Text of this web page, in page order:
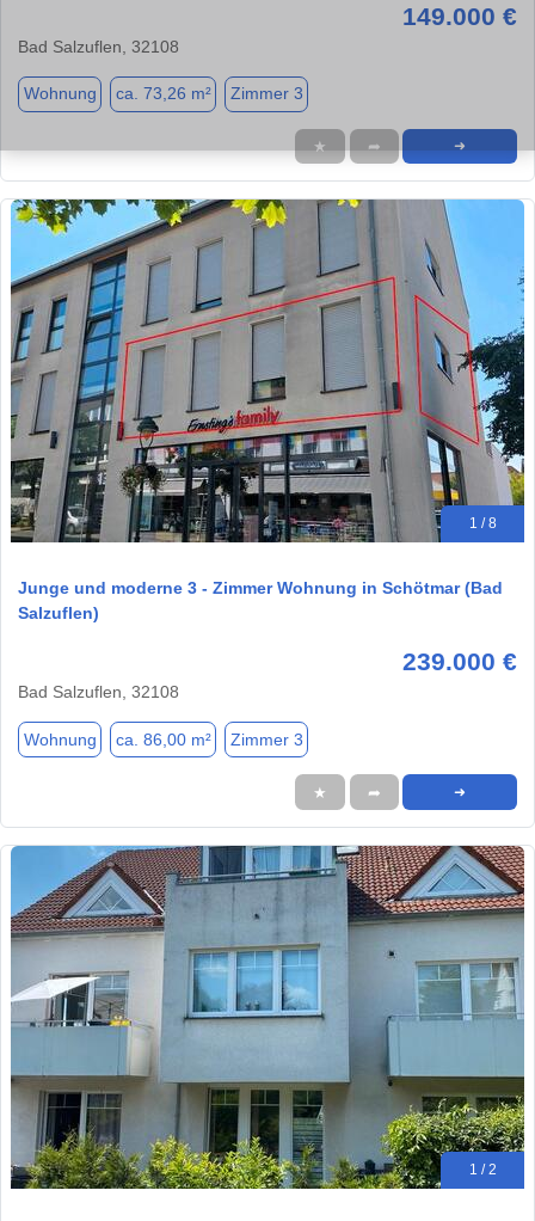
149.000 €
Bad Salzuflen, 32108
Wohnung ca. 73,26 m² Zimmer 3
★ ➦ ➜
1 / 8
Junge und moderne 3 - Zimmer Wohnung in Schötmar (Bad
Salzuflen)
239.000 €
Bad Salzuflen, 32108
Wohnung ca. 86,00 m² Zimmer 3
★ ➦ ➜
1 / 2